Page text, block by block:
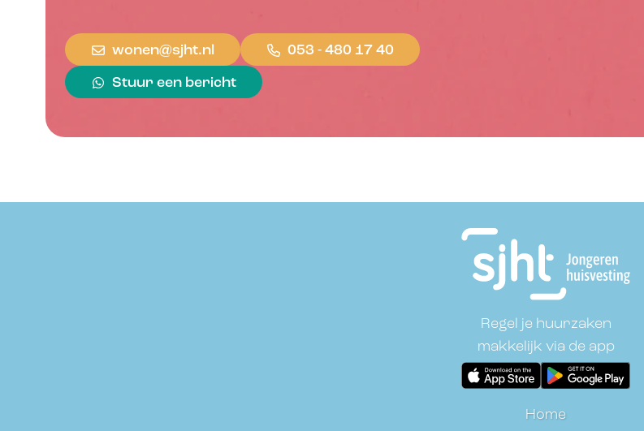
wonen@sjht.nl 053 - 480 17 40
Stuur een bericht
Regel je huurzaken
makkelijk via de app
Home